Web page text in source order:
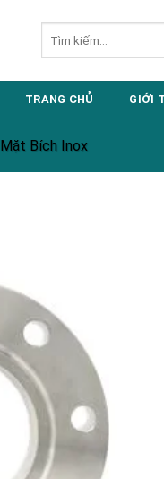
kiếm:
TRANG CHỦ GIỚI
Mặt Bích Inox